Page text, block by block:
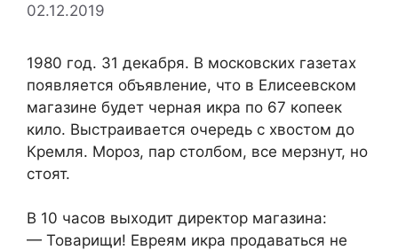
02.12.2019
1980 год. 31 декабря. В московских газетах
появляется объявление, что в Елисеевском
магазине будет черная икра по 67 копеек
кило. Выстраивается очередь с хвостом до
Кремля. Мороз, пар столбом, все мерзнут, но
стоят.
В 10 часов выходит директор магазина:
— Товарищи! Евреям икра продаваться не